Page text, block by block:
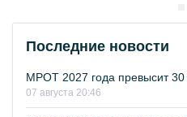
Последние новости
МРОТ 2027 года превысит 30
07 августа 20:46